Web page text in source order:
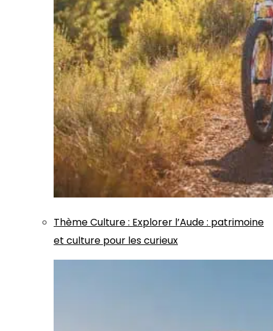
ThèmeCulture: Explorer l’Aude : patrimoine
et culture pour les curieux